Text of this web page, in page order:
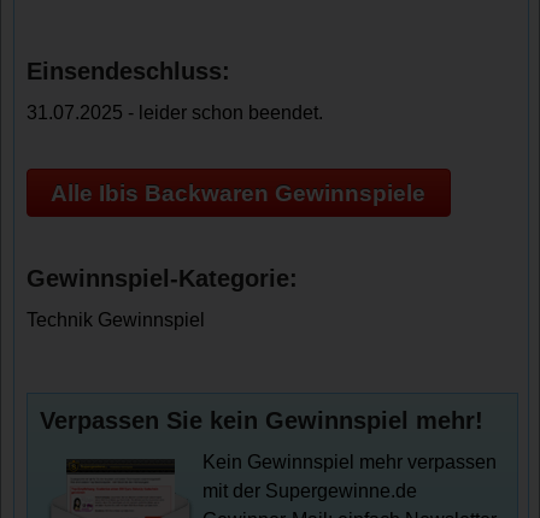
Einsendeschluss:
31.07.2025 - leider schon beendet.
Alle Ibis Backwaren Gewinnspiele
Gewinnspiel-Kategorie:
Technik Gewinnspiel
Verpassen Sie kein Gewinnspiel mehr!
Kein Gewinnspiel mehr verpassen
mit der Supergewinne.de